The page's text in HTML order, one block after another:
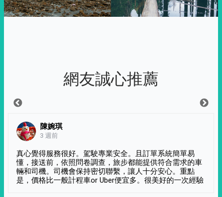
網友誠心推薦
陳婉琪
3 週前
真心覺得服務很好。駕駛專業安全。且訂單系統簡單易
懂，接送前，依照問卷調查，旅步都能提供符合需求的車
輛和司機。司機會保持密切聯繫，讓人十分安心。重點
是，價格比一般計程車or Uber便宜多。很美好的一次經驗